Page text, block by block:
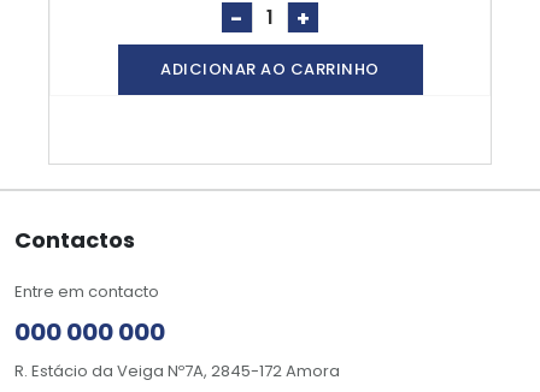
- +
ADICIONAR AO CARRINHO
Contactos
Entre em contacto
000 000 000
R. Estácio da Veiga Nº7A, 2845-172 Amora